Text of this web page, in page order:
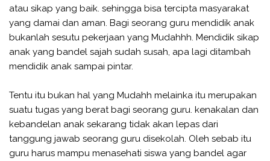
atau sikap yang baik. sehingga bisa tercipta masyarakat
yang damai dan aman. Bagi seorang guru mendidik anak
bukanlah sesutu pekerjaan yang Mudahhh. Mendidik sikap
anak yang bandel sajah sudah susah, apa lagi ditambah
mendidik anak sampai pintar.
Tentu itu bukan hal yang Mudahh melainka itu merupakan
suatu tugas yang berat bagi seorang guru. kenakalan dan
kebandelan anak sekarang tidak akan lepas dari
tanggung jawab seorang guru disekolah. Oleh sebab itu
guru harus mampu menasehati siswa yang bandel agar